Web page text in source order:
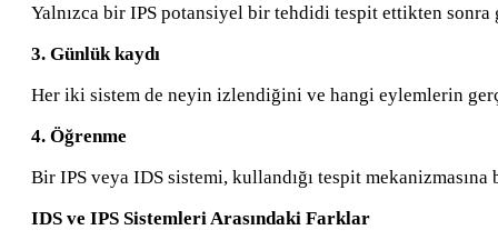
Yalnızca bir IPS potansiyel bir tehdidi tespit ettikten
3. Günlük kaydı
Her iki sistem de neyin izlendiğini ve hangi eylemlerin
4. Öğrenme
Bir IPS veya IDS sistemi, kullandığı tespit
IDS ve IPS Sistemleri Arasındaki Farklar